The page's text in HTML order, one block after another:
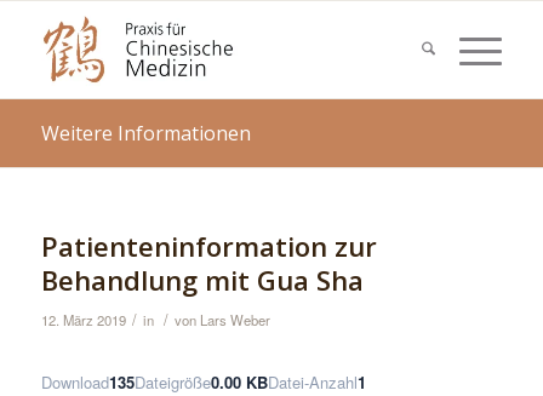
Weitere Informationen
Patienteninformation zur
Behandlung mit Gua Sha
12. März 2019 / in / von Lars Weber
Download135Dateigröße0.00 KBDatei-Anzahl1